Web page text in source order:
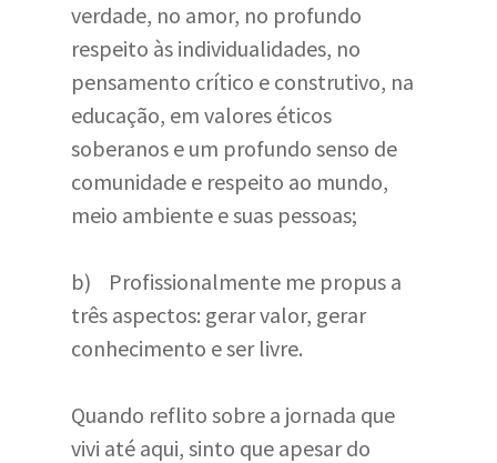
verdade, no amor, no profundo
respeito às individualidades, no
pensamento crítico e construtivo, na
educação, em valores éticos
soberanos e um profundo senso de
comunidade e respeito ao mundo,
meio ambiente e suas pessoas;
b) Profissionalmente me propus a
três aspectos: gerar valor, gerar
conhecimento e ser livre.
Quando reflito sobre a jornada que
vivi até aqui, sinto que apesar do